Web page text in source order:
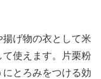
げ物の衣として米
て使えます。片栗粉
とろみをつける効